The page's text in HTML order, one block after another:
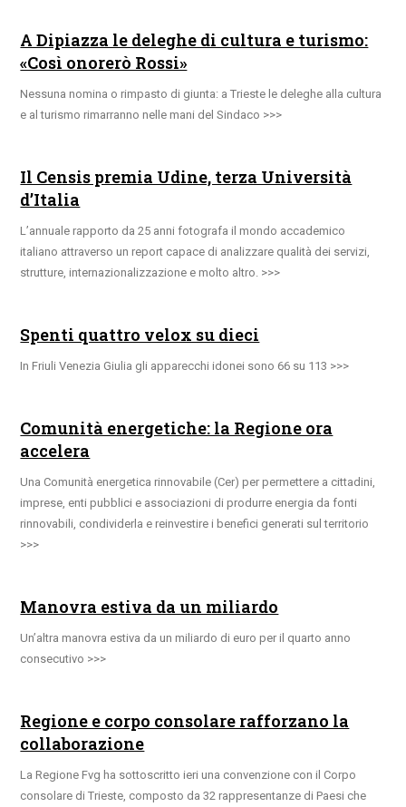
A Dipiazza le deleghe di cultura e turismo:
«Così onorerò Rossi»
Nessuna nomina o rimpasto di giunta: a Trieste le deleghe alla cultura
e al turismo rimarranno nelle mani del Sindaco
Il Censis premia Udine, terza Università
d’Italia
L’annuale rapporto da 25 anni fotografa il mondo accademico
italiano attraverso un report capace di analizzare qualità dei servizi,
strutture, internazionalizzazione e molto altro.
Spenti quattro velox su dieci
In Friuli Venezia Giulia gli apparecchi idonei sono 66 su 113
Comunità energetiche: la Regione ora
accelera
Una Comunità energetica rinnovabile (Cer) per permettere a cittadini,
imprese, enti pubblici e associazioni di produrre energia da fonti
rinnovabili, condividerla e reinvestire i benefici generati sul territorio
Manovra estiva da un miliardo
Un’altra manovra estiva da un miliardo di euro per il quarto anno
consecutivo
Regione e corpo consolare rafforzano la
collaborazione
La Regione Fvg ha sottoscritto ieri una convenzione con il Corpo
consolare di Trieste, composto da 32 rappresentanze di Paesi che